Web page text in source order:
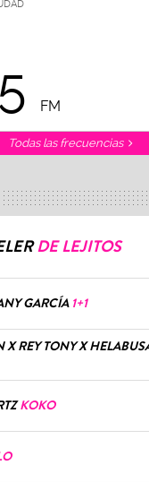
CIUDAD
Todas las frecuencias
DE LEJITOS
GARCÍA 1+1
X REY TONY X
KOKO